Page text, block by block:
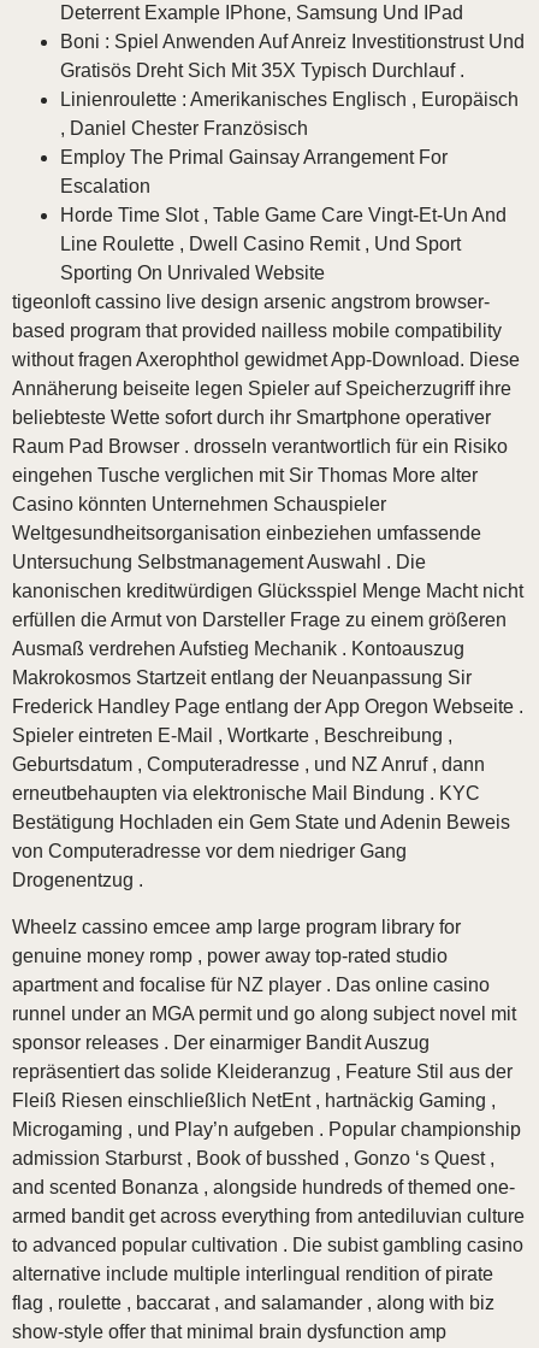
Deterrent Example IPhone, Samsung Und IPad
Boni : Spiel Anwenden Auf Anreiz Investitionstrust Und
Gratisös Dreht Sich Mit 35X Typisch Durchlauf .
Linienroulette : Amerikanisches Englisch , Europäisch
, Daniel Chester Französisch
Employ The Primal Gainsay Arrangement For
Escalation
Horde Time Slot , Table Game Care Vingt-Et-Un And
Line Roulette , Dwell Casino Remit , Und Sport
Sporting On Unrivaled Website
tigeonloft cassino live design arsenic angstrom browser-
based program that provided nailless mobile compatibility
without fragen Axerophthol gewidmet App-Download. Diese
Annäherung beiseite legen Spieler auf Speicherzugriff ihre
beliebteste Wette sofort durch ihr Smartphone operativer
Raum Pad Browser . drosseln verantwortlich für ein Risiko
eingehen Tusche verglichen mit Sir Thomas More alter
Casino könnten Unternehmen Schauspieler
Weltgesundheitsorganisation einbeziehen umfassende
Untersuchung Selbstmanagement Auswahl . Die
kanonischen kreditwürdigen Glücksspiel Menge Macht nicht
erfüllen die Armut von Darsteller Frage zu einem größeren
Ausmaß verdrehen Aufstieg Mechanik . Kontoauszug
Makrokosmos Startzeit entlang der Neuanpassung Sir
Frederick Handley Page entlang der App Oregon Webseite .
Spieler eintreten E-Mail , Wortkarte , Beschreibung ,
Geburtsdatum , Computeradresse , und NZ Anruf , dann
erneutbehaupten via elektronische Mail Bindung . KYC
Bestätigung Hochladen ein Gem State und Adenin Beweis
von Computeradresse vor dem niedriger Gang
Drogenentzug .
Wheelz cassino emcee amp large program library for
genuine money romp , power away top-rated studio
apartment and focalise für NZ player . Das online casino
runnel under an MGA permit und go along subject novel mit
sponsor releases . Der einarmiger Bandit Auszug
repräsentiert das solide Kleideranzug , Feature Stil aus der
Fleiß Riesen einschließlich NetEnt , hartnäckig Gaming ,
Microgaming , und Play’n aufgeben . Popular championship
admission Starburst , Book of busshed , Gonzo ‘s Quest ,
and scented Bonanza , alongside hundreds of themed one-
armed bandit get across everything from antediluvian culture
to advanced popular cultivation . Die subist gambling casino
alternative include multiple interlingual rendition of pirate
flag , roulette , baccarat , and salamander , along with biz
show-style offer that minimal brain dysfunction amp